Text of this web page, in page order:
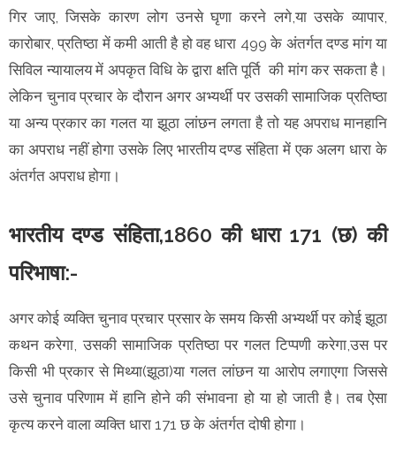
गिर जाए, जिसके कारण लोग उनसे घृणा करने लगे,या उसके व्यापार,
कारोबार, प्रतिष्ठा में कमी आती है हो वह धारा 499 के अंतर्गत दण्ड मांग या
सिविल न्यायालय में अपकृत विधि के द्वारा क्षति पूर्ति की मांग कर सकता है।
लेकिन चुनाव प्रचार के दौरान अगर अभ्यर्थी पर उसकी सामाजिक प्रतिष्ठा
या अन्य प्रकार का गलत या झूठा लांछन लगता है तो यह अपराध मानहानि
का अपराध नहीं होगा उसके लिए भारतीय दण्ड संहिता में एक अलग धारा के
अंतर्गत अपराध होगा।
भारतीय दण्ड संहिता,1860 की धारा 171 (छ) की
परिभाषा:-
अगर कोई व्यक्ति चुनाव प्रचार प्रसार के समय किसी अभ्यर्थी पर कोई झूठा
कथन करेगा, उसकी सामाजिक प्रतिष्ठा पर गलत टिप्पणी करेगा,उस पर
किसी भी प्रकार से मिथ्या(झूठा)या गलत लांछन या आरोप लगाएगा जिससे
उसे चुनाव परिणाम में हानि होने की संभावना हो या हो जाती है। तब ऐसा
कृत्य करने वाला व्यक्ति धारा 171 छ के अंतर्गत दोषी होगा।